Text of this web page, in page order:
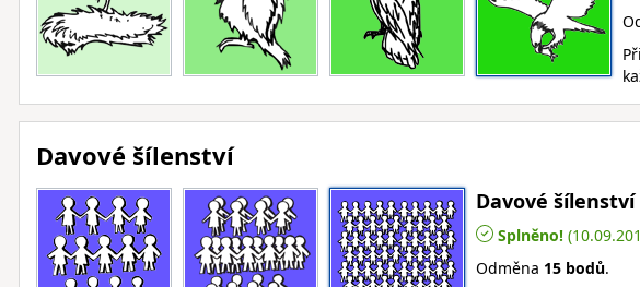
Davové šílenství
Davové šílenství
Splněno!
Odměna 15 bodů.